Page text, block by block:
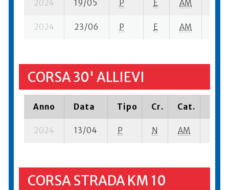
2024 19/05 P E AM
2024 23/06 P E AM
CORSA 30' ALLIEVI
Anno Data Tipo Cr. Cat.
2024 13/04 P N AM
CORSA STRADA KM 10